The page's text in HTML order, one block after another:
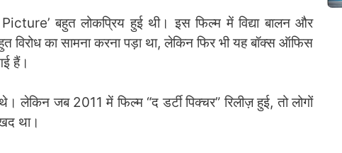
बहुत लोकप्रिय हुई थी। इस फिल्म में विद्या बालन और
विरोध का सामना करना पड़ा था, लेकिन फिर भी यह बॉक्स ऑफिस
हैं।
जब 2011 में फिल्म “द डर्टी पिक्चर” रिलीज़ हुई, तो लोगों
था।